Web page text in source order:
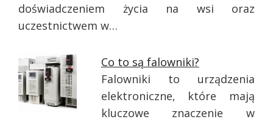
doświadczeniem życia na wsi oraz
uczestnictwem w…
Co to są falowniki?
Falowniki to urządzenia
elektroniczne, które mają
kluczowe znaczenie w